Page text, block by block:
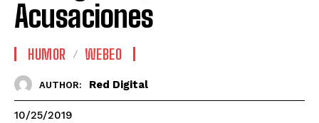
Acusaciones
HUMOR WEBEO
AUTHOR: Red Digital
10/25/2019